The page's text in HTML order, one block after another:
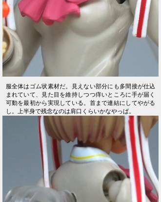
服全体はゴム状素材だ。見えない部分にも多間接が仕込
まれていて、見た目を維持しつつ痒いところに手が届く
可動を最初から実現している。首まで連結にしてやがる
し。上半身で残念なのは肩口くらいかなやっぱ。